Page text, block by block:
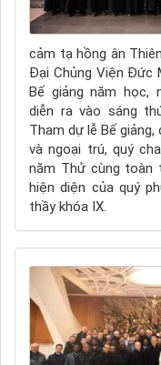
cảm tạ hồng ân
Đại Chủng Viện Đức
Bế giảng năm học,
diễn ra vào sáng
Tham dự lễ Bế
và ngoại trú, quý
năm Thử cùng toàn
hiện diện của quý
thầy khóa IX.